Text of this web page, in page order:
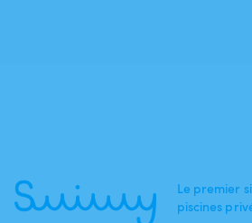
Le premier
piscines